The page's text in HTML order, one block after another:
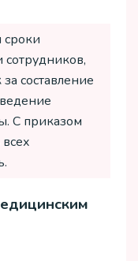
сроки
составление
С приказом